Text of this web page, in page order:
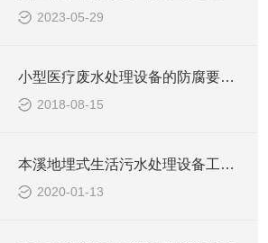
2023-05-29
小型医疗废水处理设备的防腐要求你做到了吗
2018-08-15
本溪地埋式生活污水处理设备工艺流程
2020-01-13